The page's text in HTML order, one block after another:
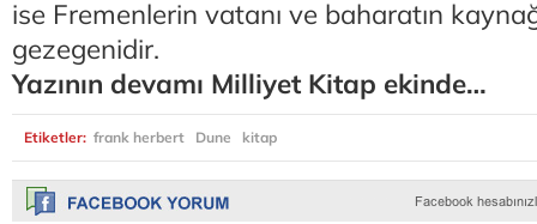
ise Fremenlerin vatanı ve baharatın
gezegenidir.
Yazının devamı Milliyet Kitap ekinde…
Etiketler: frank herbert Dune kitap